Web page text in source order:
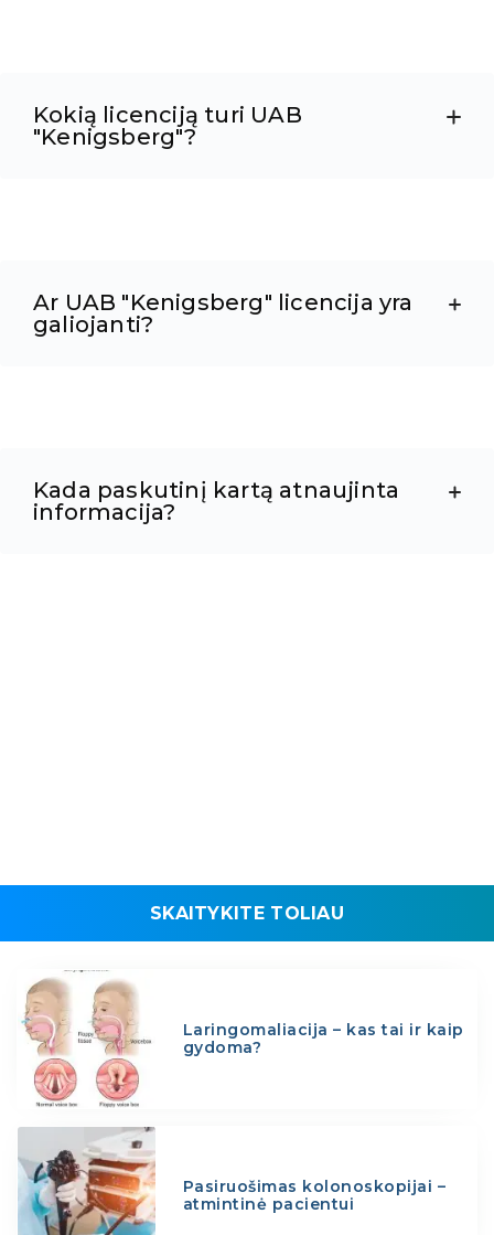
Kokią licenciją turi UAB
"Kenigsberg"?
Ar UAB "Kenigsberg" licencija yra
galiojanti?
Kada paskutinį kartą atnaujinta
informacija?
SKAITYKITE TOLIAU
Laringomaliacija – kas tai ir kaip
gydoma?
Pasiruošimas kolonoskopijai –
atmintinė pacientui